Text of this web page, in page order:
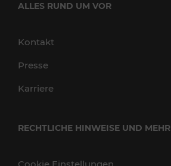
ALLES RUND UM VOR
Kontakt
Presse
Karriere
RECHTLICHE HINWEISE UND MEHR